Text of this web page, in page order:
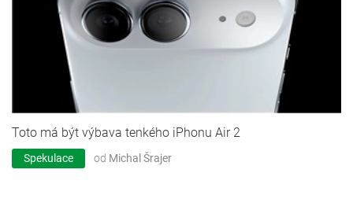
Toto má být výbava tenkého iPhonu Air 2
Spekulace od Michal Šrajer